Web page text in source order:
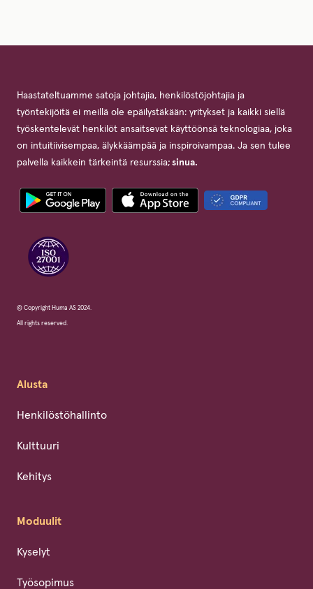
Haastateltuamme satoja johtajia, henkilöstöjohtajia ja
työntekijöitä ei meillä ole epäilystäkään: yritykset ja kaikki siellä
työskentelevät henkilöt ansaitsevat käyttöönsä teknologiaa, joka
on intuitiivisempaa, älykkäämpää ja inspiroivampaa. Ja sen tulee
palvella kaikkein tärkeintä resurssia; sinua.
© Copyright Huma AS 2024.
All rights reserved.
Alusta
Henkilöstöhallinto
Kulttuuri
Kehitys
Moduulit
Kyselyt
Työsopimus